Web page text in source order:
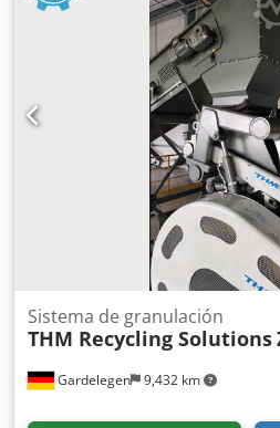
desmontada por nosotros. - Año
Documentación disponible: No -
de transporte [kg]: 8300 kg
precio indicado no incluye el IVA.
del IVA: IVA deducible para
aceptación de equipos usados
momento para todos los
Lukas van Rossum
Gardelegen 9,432 km
Sistema de granulación
THM Recycling Solutions